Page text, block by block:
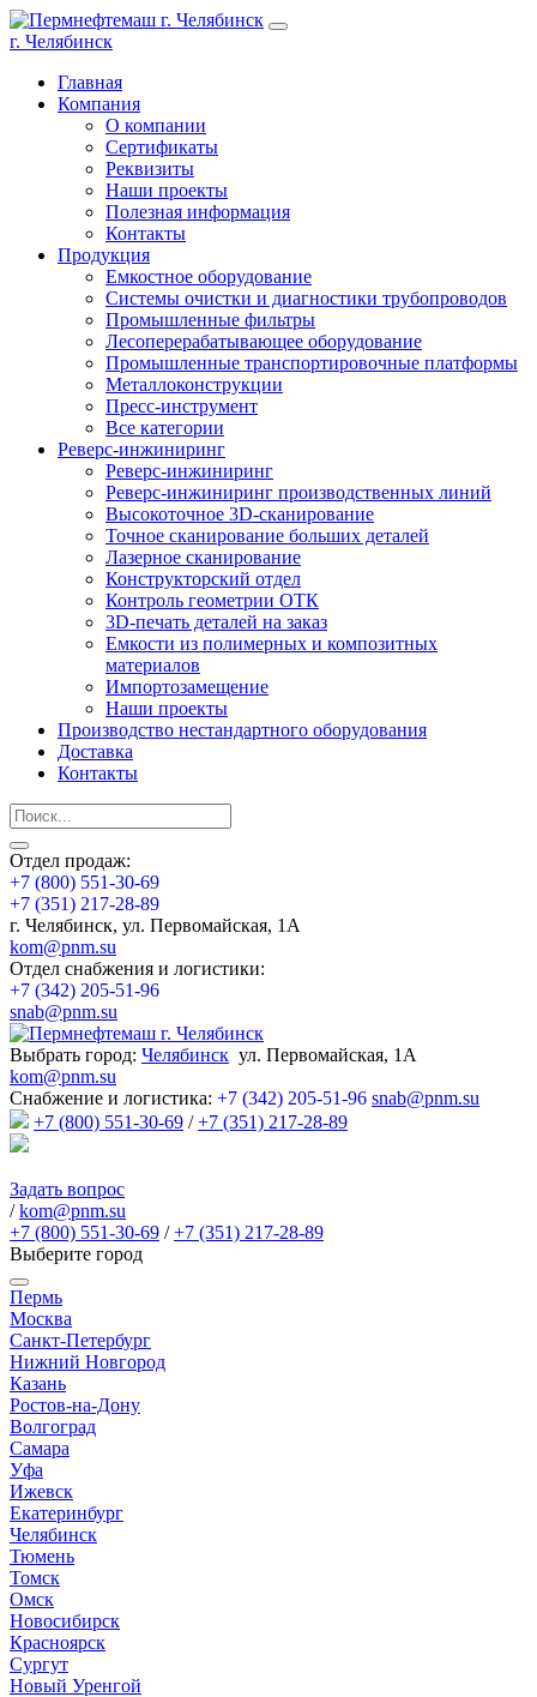
г. Челябинск
Главная
Компания
О компании
Сертификаты
Реквизиты
Наши проекты
Полезная информация
Контакты
Продукция
Емкостное оборудование
Системы очистки и диагностики трубопроводов
Промышленные фильтры
Лесоперерабатывающее оборудование
Промышленные транспортировочные платформы
Металлоконструкции
Пресс-инструмент
Все категории
Реверс-инжиниринг
Реверс-инжиниринг
Реверс-инжиниринг производственных линий
Высокоточное 3D-сканирование
Точное сканирование больших деталей
Лазерное сканирование
Конструкторский отдел
Контроль геометрии ОТК
3D-печать деталей на заказ
Емкости из полимерных и композитных
материалов
Импортозамещение
Наши проекты
Производство нестандартного оборудования
Доставка
Контакты
Отдел продаж:
+7 (800) 551-30-69
+7 (351) 217-28-89
г. Челябинск, ул. Первомайская, 1А
kom@pnm.su
Отдел снабжения и логистики:
+7 (342) 205-51-96
snab@pnm.su
Выбрать город: Челябинск ул. Первомайская, 1А
kom@pnm.su
Снабжение и логистика: +7 (342) 205-51-96 snab@pnm.su
+7 (800) 551-30-69 /+7 (351) 217-28-89
Задать вопрос
/kom@pnm.su
+7 (800) 551-30-69 /+7 (351) 217-28-89
Выберите город
Пермь
Москва
Санкт-Петербург
Нижний Новгород
Казань
Ростов-на-Дону
Волгоград
Самара
Уфа
Ижевск
Екатеринбург
Челябинск
Тюмень
Томск
Омск
Новосибирск
Красноярск
Сургут
Новый Уренгой